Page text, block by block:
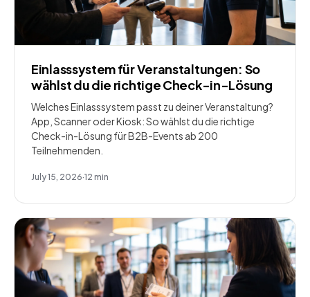
Einlasssystem für Veranstaltungen: So
wählst du die richtige Check-in-Lösung
Welches Einlasssystem passt zu deiner Veranstaltung?
App, Scanner oder Kiosk: So wählst du die richtige
Check-in-Lösung für B2B-Events ab 200
Teilnehmenden.
July 15, 2026·12 min